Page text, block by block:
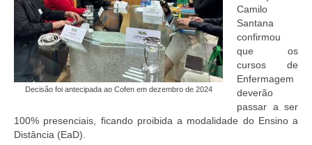
Eleições 2023
Eleições Anteriores
Agenda do presidente
Eleições
Decisão foi antecipada ao Cofen em dezembro de 2024
Camilo
Santana
confirmou
que os
cursos de
Enfermagem
deverão
passar a ser
100% presenciais, ficando proibida a modalidade do Ensino a
Distância (EaD).